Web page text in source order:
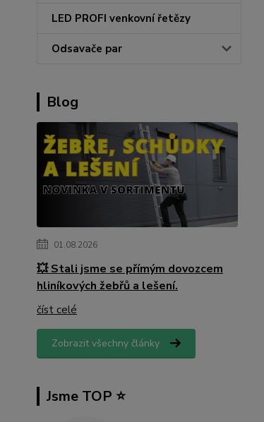
LED PROFI venkovní řetězy
Odsavače par
Blog
01.08.2026
💥 Stali jsme se přímým dovozcem
hliníkových žebřů a lešení.
číst celé
Zobrazit všechny články
Jsme TOP ⭐️